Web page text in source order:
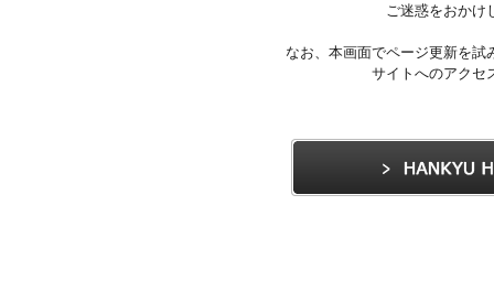
ご迷惑をおかけ
なお、本画面でページ更新を
サイトへのアクセ